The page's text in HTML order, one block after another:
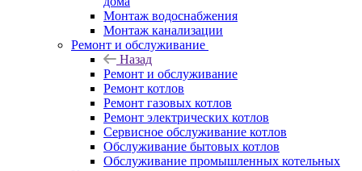
Монтаж водоснабжения
Монтаж канализации
Ремонт и обслуживание
Назад
Ремонт и обслуживание
Ремонт котлов
Ремонт газовых котлов
Ремонт электрических котлов
Сервисное обслуживание котлов
Обслуживание бытовых котлов
Обслуживание промышленных котельных